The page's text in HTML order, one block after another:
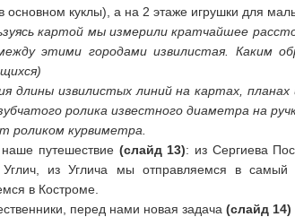
основном куклы), а на 2 этаже игрушки для
картой мы измерили кратчайшее
этими городами извилистая. Каким
длины извилистых линий на картах,
ролика известного диаметра на
роликом курвиметра.
путешествие (слайд 13): из Сергиева
Углич, из Углича мы отправляемся в
в Костроме.
перед нами новая задача (слайд 14)